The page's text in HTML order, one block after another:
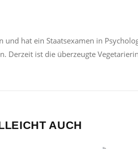
und hat ein Staatsexamen in
Derzeit ist die überzeugte
AUCH